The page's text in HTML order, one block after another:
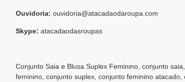
Ouvidoria: ouvidoria@atacadaodaroupa.com
Skype: atacadaodasroupas
Conjunto Saia e Blusa Suplex Feminino, conjunto
feminino, conjunto suplex, conjunto feminino